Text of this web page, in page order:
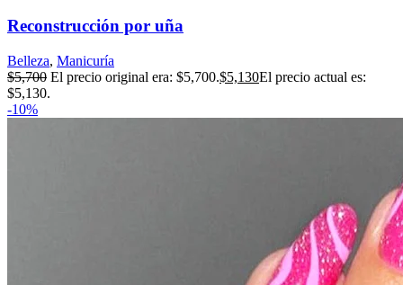
Reconstrucción por uña
Belleza, Manicuría
$5,700 El precio original era: $5,700.$5,130El precio actual es:
$5,130.
-10%